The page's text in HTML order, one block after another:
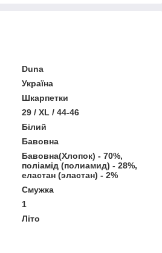
Duna
Україна
Шкарпетки
29 / XL / 44-46
Білий
Бавовна
Бавовна(Хлопок) - 70%,
поліамід (полиамид) - 28%,
еластан (эластан) - 2%
Смужка
1
Літо